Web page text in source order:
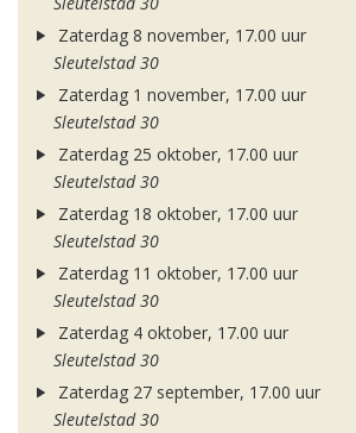
Zaterdag 8 november, 17.00 uur
Sleutelstad 30
Zaterdag 1 november, 17.00 uur
Sleutelstad 30
Zaterdag 25 oktober, 17.00 uur
Sleutelstad 30
Zaterdag 18 oktober, 17.00 uur
Sleutelstad 30
Zaterdag 11 oktober, 17.00 uur
Sleutelstad 30
Zaterdag 4 oktober, 17.00 uur
Sleutelstad 30
Zaterdag 27 september, 17.00 uur
Sleutelstad 30